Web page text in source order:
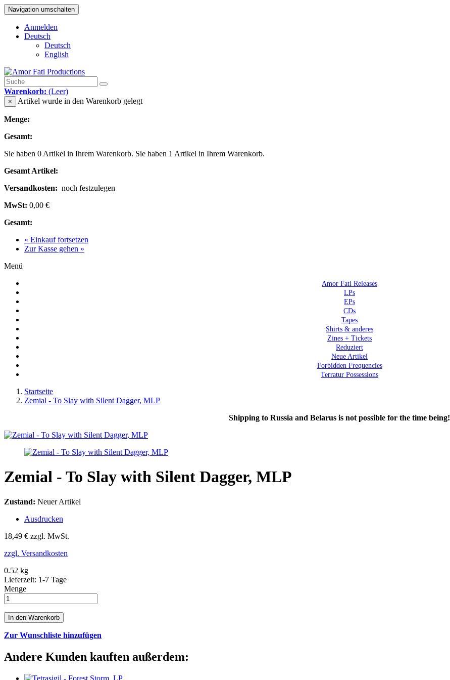
Navigation umschalten
Anmelden
Deutsch
Deutsch
English
Warenkorb: (Leer)
× Artikel wurde in den Warenkorb gelegt
Menge:
Gesamt:
Sie haben 0 Artikel in Ihrem Warenkorb. Sie haben 1 Artikel in Ihrem Warenkorb.
Gesamt Artikel:
Versandkosten: noch festzulegen
MwSt: 0,00 €
Gesamt:
« Einkauf fortsetzen
Zur Kasse gehen »
Menü
Amor Fati Releases
LPs
EPs
CDs
Tapes
Shirts & anderes
Zines + Tickets
Reduziert
Neue Artikel
Forbidden Frequencies
Terratur Possessions
Startseite
Zemial - To Slay with Silent Dagger, MLP
Shipping to Russia and Belarus is not possible for the time being!
Zemial - To Slay with Silent Dagger, MLP
Zustand: Neuer Artikel
Ausdrucken
18,49 € zzgl. MwSt.
zzgl. Versandkosten
0.52 kg
Lieferzeit: 1-7 Tage
Menge
In den Warenkorb
Zur Wunschliste hinzufügen
Andere Kunden kauften außerdem: